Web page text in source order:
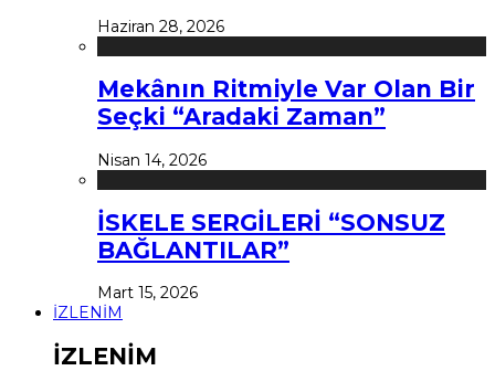
Haziran 28, 2026
Mekânın Ritmiyle Var Olan Bir
Seçki “Aradaki Zaman”
Nisan 14, 2026
İSKELE SERGİLERİ “SONSUZ
BAĞLANTILAR”
Mart 15, 2026
İZLENİM
İZLENİM